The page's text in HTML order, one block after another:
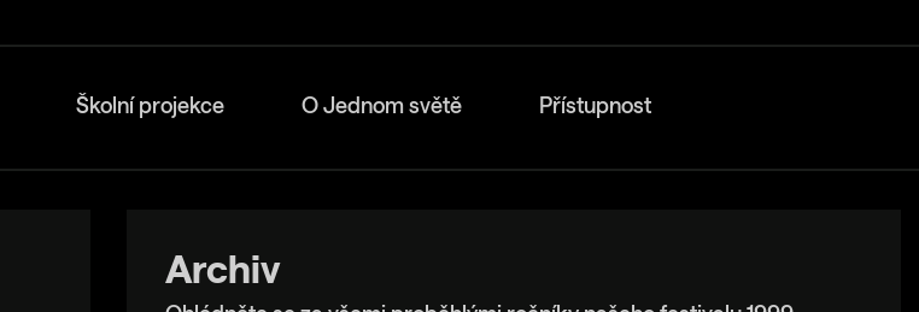
Školní projekce O Jednom světě Přístupnost
Archiv